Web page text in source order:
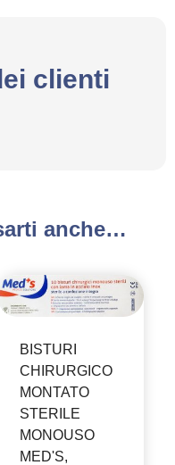
clienti
anche…
BISTURI
CHIRURGICO
MONTATO
STERILE
MONOUSO
MED'S,